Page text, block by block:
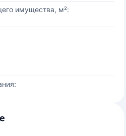
имущества, м²: